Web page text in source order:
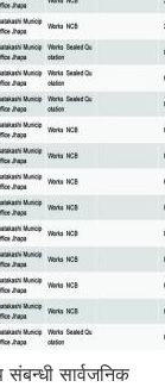
संबन्धी सार्वजनिक